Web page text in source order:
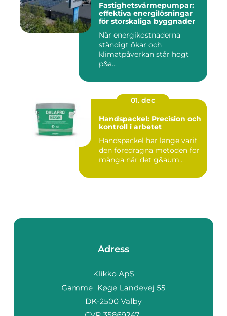
Fastighetsvärmepumpar:
effektiva energilösningar
för storskaliga byggnader
När energikostnaderna
ständigt ökar och
klimatpåverkan står högt
p&a...
01. dec
Handspackel: Precision och
kontroll i arbetet
Handspackel har länge varit
den föredragna metoden för
många när det g&aum...
Adress